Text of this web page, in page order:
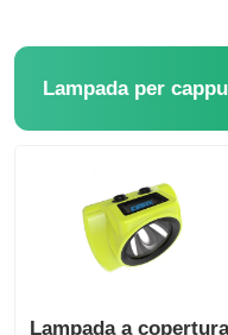
Lampada per la
Lumiere a cappello
Lampada a prova di
Luce a striscia LED
Lampada a